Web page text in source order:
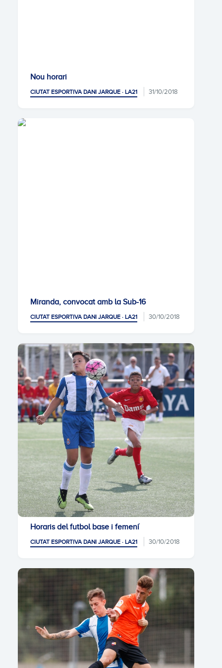
Nou horari
CIUTAT ESPORTIVA DANI JARQUE · LA21 31/10/2018
Miranda, convocat amb la Sub-16
CIUTAT ESPORTIVA DANI JARQUE · LA21 30/10/2018
Horaris del futbol base i femení
CIUTAT ESPORTIVA DANI JARQUE · LA21 30/10/2018